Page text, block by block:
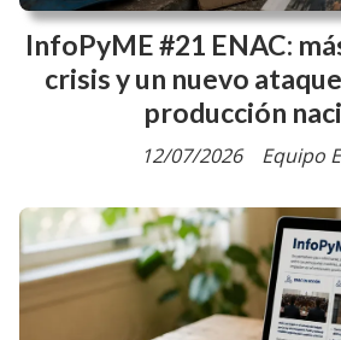
InfoPyME #21 ENAC:
crisis y un nuevo
producción
Equipo
12/07/2026